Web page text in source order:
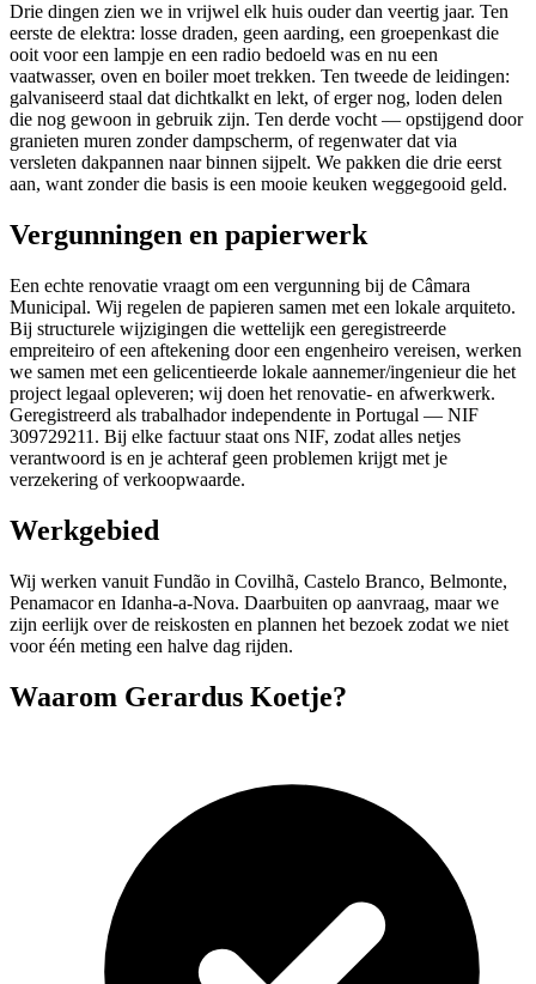
Drie dingen zien we in vrijwel elk huis ouder dan veertig jaar. Ten
eerste de elektra: losse draden, geen aarding, een groepenkast die
ooit voor een lampje en een radio bedoeld was en nu een
vaatwasser, oven en boiler moet trekken. Ten tweede de leidingen:
galvaniseerd staal dat dichtkalkt en lekt, of erger nog, loden delen
die nog gewoon in gebruik zijn. Ten derde vocht — opstijgend door
granieten muren zonder dampscherm, of regenwater dat via
versleten dakpannen naar binnen sijpelt. We pakken die drie eerst
aan, want zonder die basis is een mooie keuken weggegooid geld.
Vergunningen en papierwerk
Een echte renovatie vraagt om een vergunning bij de Câmara
Municipal. Wij regelen de papieren samen met een lokale arquiteto.
Bij structurele wijzigingen die wettelijk een geregistreerde
empreiteiro of een aftekening door een engenheiro vereisen, werken
we samen met een gelicentieerde lokale aannemer/ingenieur die het
project legaal opleveren; wij doen het renovatie- en afwerkwerk.
Geregistreerd als trabalhador independente in Portugal — NIF
309729211. Bij elke factuur staat ons NIF, zodat alles netjes
verantwoord is en je achteraf geen problemen krijgt met je
verzekering of verkoopwaarde.
Werkgebied
Wij werken vanuit Fundão in Covilhã, Castelo Branco, Belmonte,
Penamacor en Idanha-a-Nova. Daarbuiten op aanvraag, maar we
zijn eerlijk over de reiskosten en plannen het bezoek zodat we niet
voor één meting een halve dag rijden.
Waarom Gerardus Koetje?